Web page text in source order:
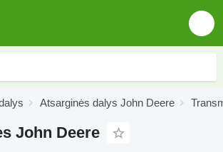
Atsarginės dalys John Deere
John Deere